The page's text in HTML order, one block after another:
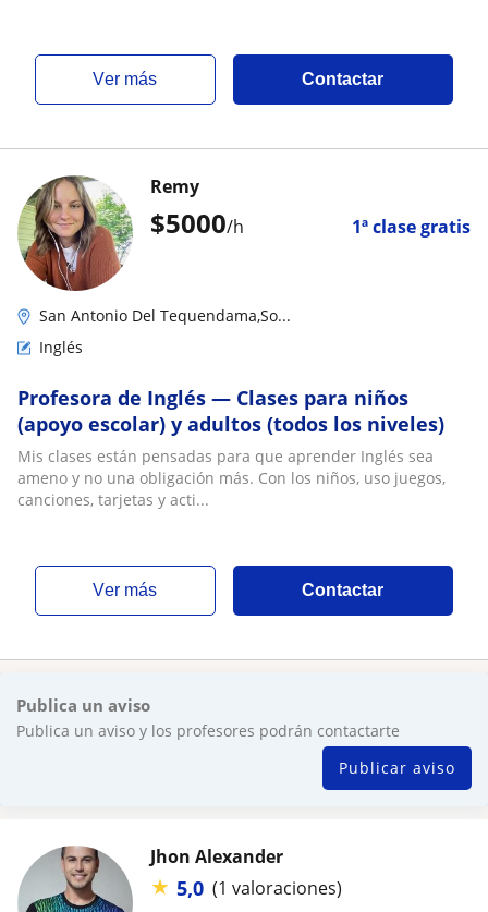
ver más Contactar
$5000/h 1ª clase gratis
Remy
San Antonio Del Tequendama,So...
Inglés
Profesora de Inglés — Clases para niños
(apoyo escolar) y adultos (todos los niveles)
Mis clases están pensadas para que aprender Inglés sea
ameno y no una obligación más. Con los niños, uso juegos,
canciones, tarjetas y acti...
ver más Contactar
Publica un aviso
Publica un aviso y los profesores podrán contactarte
Publicar aviso
Jhon Alexander
★ 5,0 (1 valoraciones)